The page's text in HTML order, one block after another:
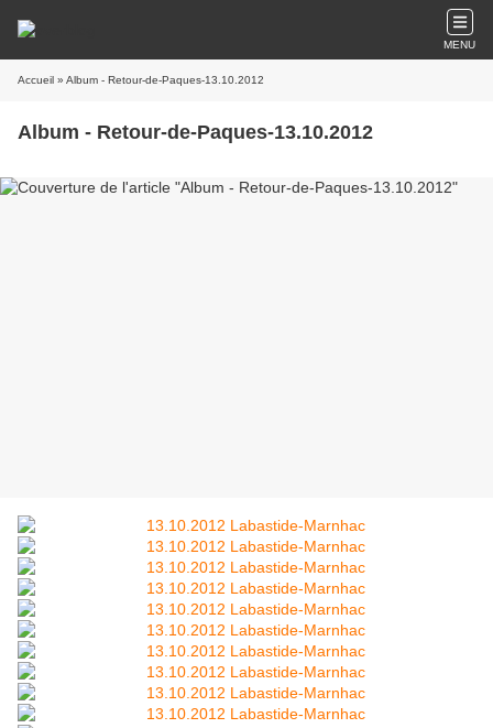
MENU
Accueil » Album - Retour-de-Paques-13.10.2012
Album - Retour-de-Paques-13.10.2012